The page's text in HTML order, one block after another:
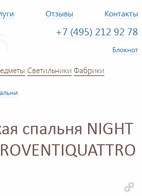
Отзывы Контакты
+7 (495) 212 92 78
Блокнот
Светильники Фабрики
спальня NIGHT